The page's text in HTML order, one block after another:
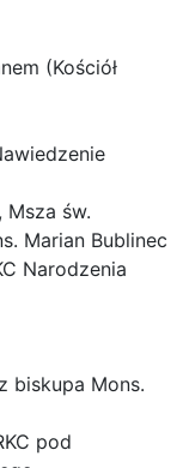
(Kościół
św.
Marian Bublinec
Narodzenia
biskupa Mons.
pod